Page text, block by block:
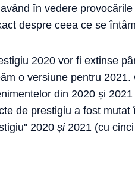
în vedere
despre ceea ce se
2020 vor fi extinse
o versiune pentru
din 2020 și
de prestigiu a fost
2020 și2021 (cu cinci